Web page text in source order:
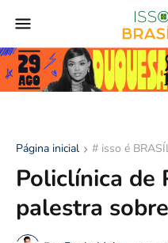
Página inicial # isso é
Policlínica de
palestra